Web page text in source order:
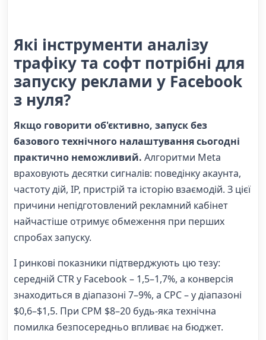
Які інструменти аналізу
трафіку та софт потрібні для
запуску реклами у Facebook
з нуля?
Якщо говорити об'єктивно, запуск без
базового технічного налаштування сьогодні
практично неможливий. Алгоритми Meta
враховують десятки сигналів: поведінку акаунта,
частоту дій, IP, пристрій та історію взаємодій. З цієї
причини непідготовлений рекламний кабінет
найчастіше отримує обмеження при перших
спробах запуску.
І ринкові показники підтверджують цю тезу:
середній CTR у Facebook – 1,5–1,7%, а конверсія
знаходиться в діапазоні 7–9%, а CPC – у діапазоні
$0,6–$1,5. При CPM $8–20 будь-яка технічна
помилка безпосередньо впливає на бюджет.